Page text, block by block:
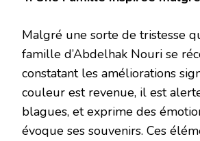
Malgré une sorte de tristesse
famille d’Abdelhak Nouri se
constatant les améliorations
couleur est revenue, il est
blagues, et exprime des
évoque ses souvenirs. Ces